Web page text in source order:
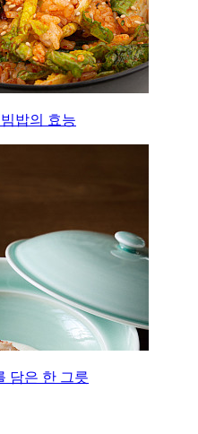
밥의 효능
담은 한 그릇